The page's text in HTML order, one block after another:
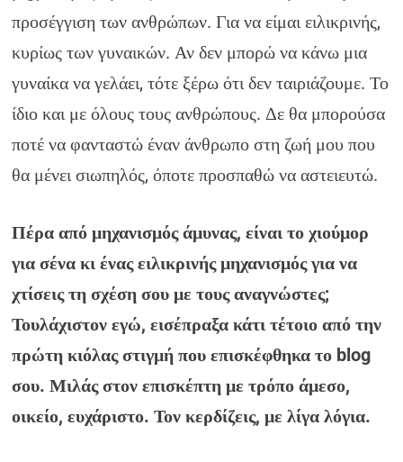
προσέγγιση των ανθρώπων. Για να είμαι ειλικρινής,
κυρίως των γυναικών. Αν δεν μπορώ να κάνω μια
γυναίκα να γελάει, τότε ξέρω ότι δεν ταιριάζουμε. Το
ίδιο και με όλους τους ανθρώπους. Δε θα μπορούσα
ποτέ να φανταστώ έναν άνθρωπο στη ζωή μου που
θα μένει σιωπηλός, όποτε προσπαθώ να αστειευτώ.
Πέρα από μηχανισμός άμυνας, είναι το χιούμορ
για σένα κι ένας ειλικρινής μηχανισμός για να
χτίσεις τη σχέση σου με τους αναγνώστες;
Τουλάχιστον εγώ, εισέπραξα κάτι τέτοιο από την
πρώτη κιόλας στιγμή που επισκέφθηκα το blog
σου. Μιλάς στον επισκέπτη με τρόπο άμεσο,
οικείο, ευχάριστο. Τον κερδίζεις, με λίγα λόγια.